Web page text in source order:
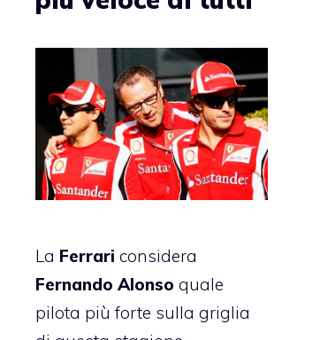
La Ferrari considera
Fernando Alonso quale
pilota più forte sulla griglia